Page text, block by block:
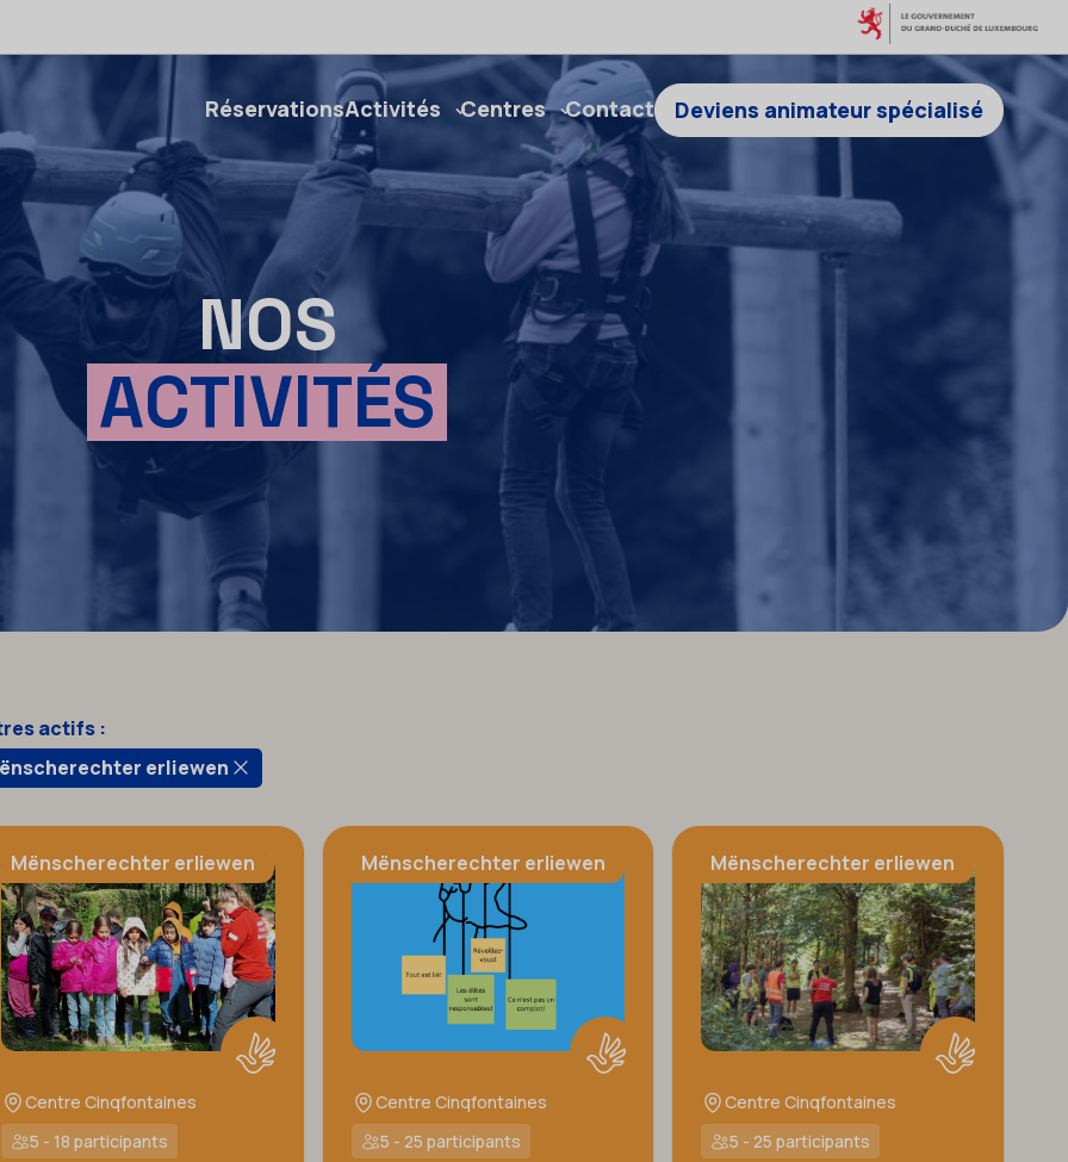
RéservationsActivités Centres Contact Deviens animateur spécialisé
NOS
ACTIVITÉS
actifs :
erliewen
Mënscherechter erliewen
Centre Cinqfontaines
5 - 18 participants
Mënscherechter erliewen
Centre Cinqfontaines
5 - 25 participants
Mënscherechter erliewen
Centre Cinqfontaines
5 - 25 participants